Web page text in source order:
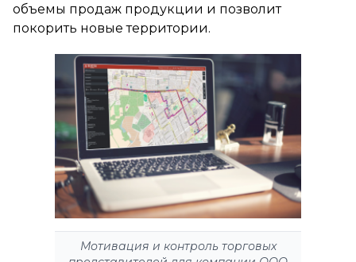
объемы продаж продукции и позволит
покорить новые территории.
Мотивация и контроль торговых